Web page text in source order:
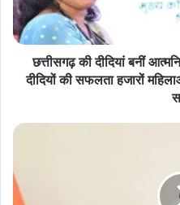
दी
दि
यां
नि
ता
की
छत्तीसगढ़ की दीदियां बनीं
दीदियों की सफलता हजारों
कि
के